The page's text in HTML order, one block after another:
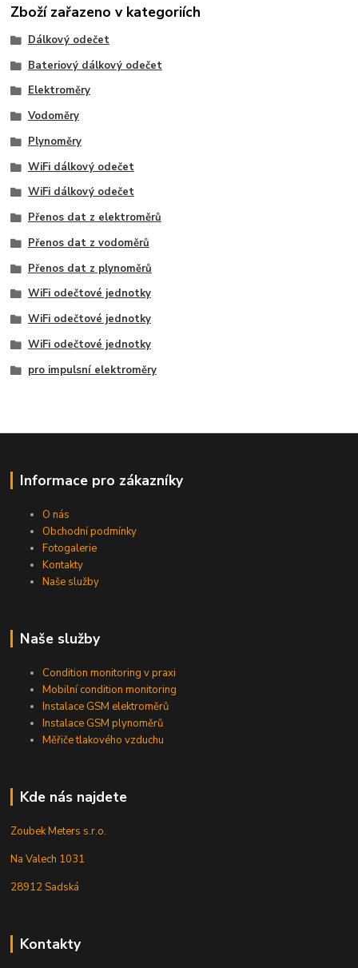
Zboží zařazeno v kategoriích
Dálkový odečet
Bateriový dálkový odečet
Elektroměry
Vodoměry
Plynoměry
WiFi dálkový odečet
WiFi dálkový odečet
Přenos dat z elektroměrů
Přenos dat z vodoměrů
Přenos dat z plynoměrů
WiFi odečtové jednotky
WiFi odečtové jednotky
WiFi odečtové jednotky
pro impulsní elektroměry
Informace pro zákazníky
O nás
Obchodní podmínky
Fotogalerie
Kontakty
Naše služby
Naše služby
Condition monitoring v praxi
Mobilní condition monitoring
Instalace GSM elektroměrů
Instalace GSM plynoměrů
Měřiče tlakového vzduchu
Kde nás najdete
Zoubek Meters s.r.o.
Na Valech 1031
28912 Sadská
Kontakty